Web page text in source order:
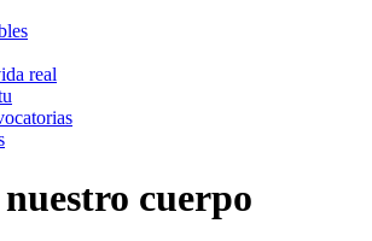
real
nuestro cuerpo